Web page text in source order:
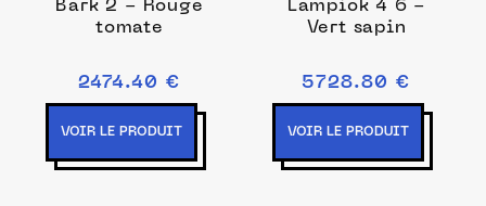
Bark 2 - Rouge
tomate
2474.40 €
VOIR LE PRODUIT
Lampiok 4 6 -
Vert sapin
5728.80 €
VOIR LE PRODUIT